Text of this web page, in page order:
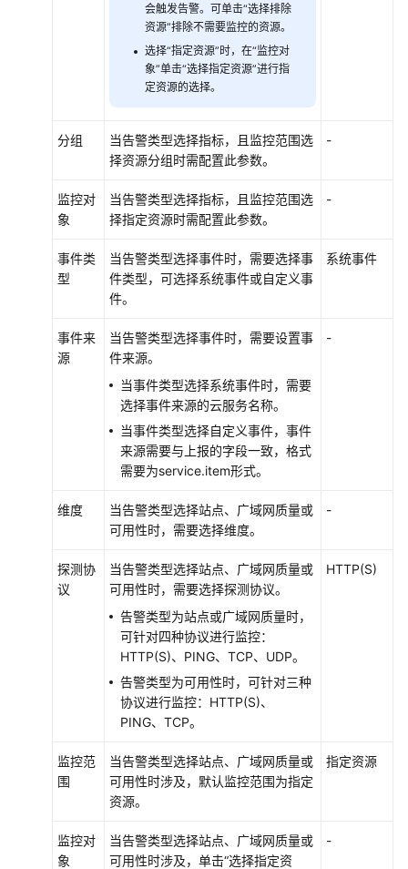
服
务
额
Active
Directory
过
加
速
保
控
与
使
会触发告警。可单击“选择排除
资源”排除不需要监控的资源。
选择“指定资源”时，在“监控对
象”单击“选择指定资源”进行指
定资源的选择。
分组
当告警类型选择指标，且监控范围选
择资源分组时需配置此参数。
-
监控对
象
当告警类型选择指标，且监控范围选
择指定资源时需配置此参数。
-
事件类
型
当告警类型选择事件时，需要选择事
件类型，可选择系统事件或自定义事
件。
系统事件
事件来
源
当告警类型选择事件时，需要设置事
件来源。
当事件类型选择系统事件时，需要
选择事件来源的云服务名称。
当事件类型选择自定义事件，事件
来源需要与上报的字段一致，格式
需要为service.item形式。
-
维度
当告警类型选择站点、广域网质量或
可用性时，需要选择维度。
-
探测协
议
当告警类型选择站点、广域网质量或
可用性时，需要选择探测协议。
告警类型为站点或广域网质量时，
可针对四种协议进行监控：
HTTP(S)、PING、TCP、UDP。
告警类型为可用性时，可针对三种
协议进行监控：HTTP(S)、
PING、TCP。
HTTP(S)
监控范
围
当告警类型选择站点、广域网质量或
可用性时涉及，默认监控范围为指定
资源。
指定资源
监控对
象
当告警类型选择站点、广域网质量或
可用性时涉及，单击“选择指定资
-